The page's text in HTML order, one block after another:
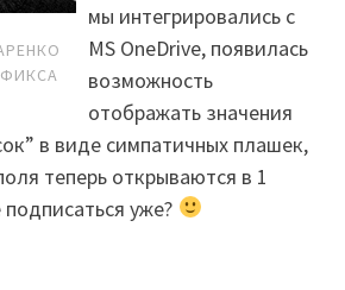
мы интегрировались с
MS OneDrive, появилась
возможность
отображать значения
в виде симпатичных плашек,
теперь открываются в 1
уже?